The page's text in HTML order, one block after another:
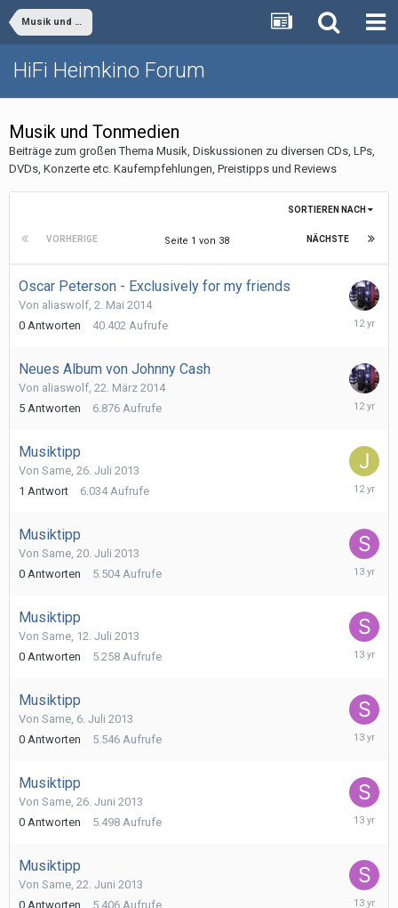
Musik und Film
HiFi Heimkino Forum
Musik und Tonmedien
Beiträge zum großen Thema Musik, Diskussionen zu diversen CDs, LPs,
DVDs, Konzerte etc. Kaufempfehlungen, Preistipps und Reviews
SORTIEREN NACH
VORHERIGE NÄCHSTE
Seite 1 von 38
Oscar Peterson - Exclusively for my friends
Von aliaswolf, 2. Mai 2014
0 Antworten 40.402 Aufrufe
2.
Neues Album von Johnny Cash
Von aliaswolf, 22. März 2014
5 Antworten 6.876 Aufrufe
24.
Musiktipp
Von Same, 26. Juli 2013
1 Antwort 6.034 Aufrufe
31.
Musiktipp
Von Same, 20. Juli 2013
0 Antworten 5.504 Aufrufe
20.
Musiktipp
Von Same, 12. Juli 2013
0 Antworten 5.258 Aufrufe
12.
Musiktipp
Von Same, 6. Juli 2013
0 Antworten 5.546 Aufrufe
6.
Musiktipp
Von Same, 26. Juni 2013
0 Antworten 5.498 Aufrufe
26.
Musiktipp
Von Same, 22. Juni 2013
0 Antworten 5.406 Aufrufe
22.